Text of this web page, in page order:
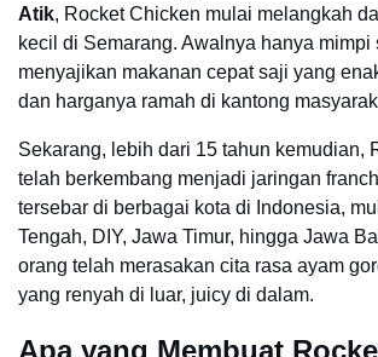
Atik, Rocket Chicken mulai melangkah
kecil di Semarang. Awalnya hanya mimpi
menyajikan makanan cepat saji yang
dan harganya ramah di kantong
Sekarang, lebih dari 15 tahun kemudian,
telah berkembang menjadi jaringan
tersebar di berbagai kota di Indonesia,
Tengah, DIY, Jawa Timur, hingga Jawa
orang telah merasakan cita rasa ayam
yang renyah di luar, juicy di dalam.
Apa yang Membuat